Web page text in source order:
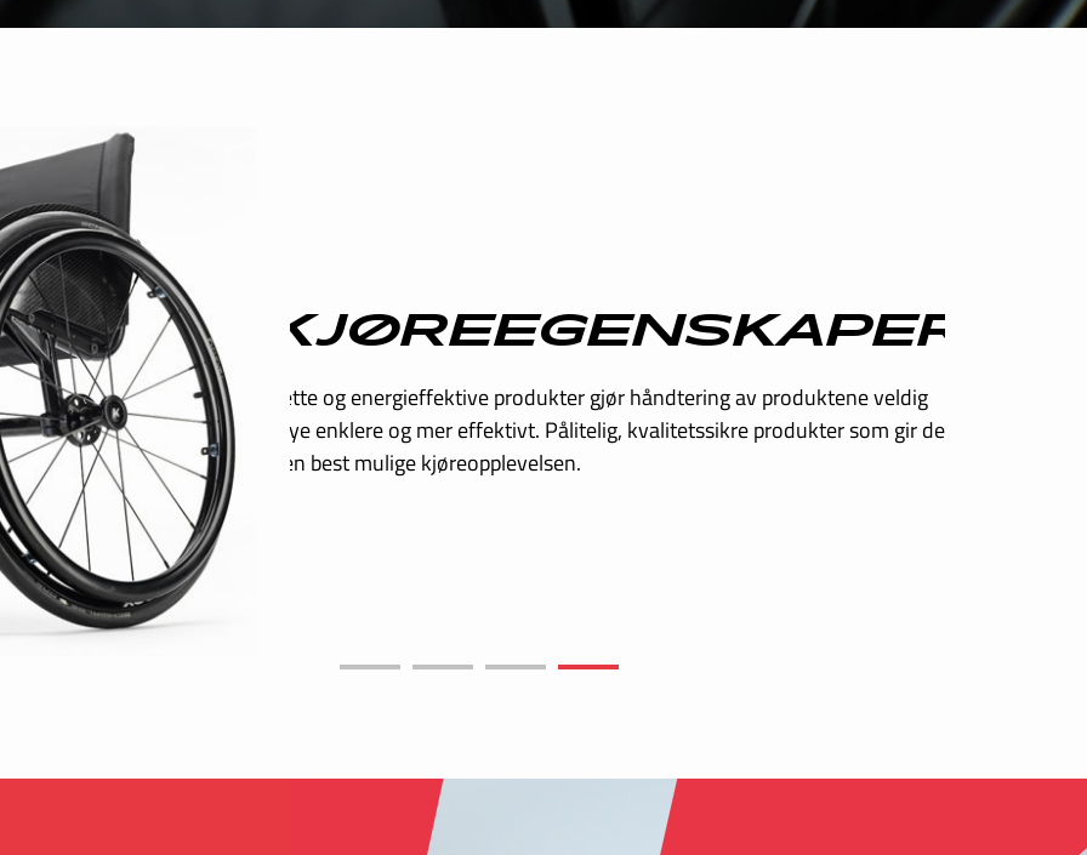
DESIGN
Vi designer rullestolene våre ut fra dine behov. Våre
produkter differensierer seg fra andre innen moderne design,
avansert teknologi og ergonomi.